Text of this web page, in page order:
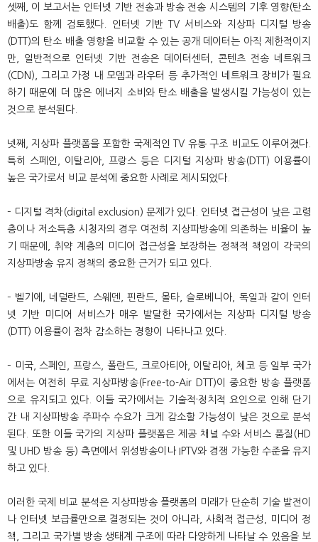
셋째, 이 보고서는 인터넷 기반 전송과 방송 전송 시스템의 기후 영향(탄소
배출)도 함께 검토했다. 인터넷 기반 TV 서비스와 지상파 디지털 방송
(DTT)의 탄소 배출 영향을 비교할 수 있는 공개 데이터는 아직 제한적이지
만, 일반적으로 인터넷 기반 전송은 데이터센터, 콘텐츠 전송 네트워크
(CDN), 그리고 가정 내 모뎀과 라우터 등 추가적인 네트워크 장비가 필요
하기 때문에 더 많은 에너지 소비와 탄소 배출을 발생시킬 가능성이 있는
것으로 분석된다.
넷째, 지상파 플랫폼을 포함한 국제적인 TV 유통 구조 비교도 이루어졌다.
특히 스페인, 이탈리아, 프랑스 등은 디지털 지상파 방송(DTT) 이용률이
높은 국가로서 비교 분석에 중요한 사례로 제시되었다.
– 디지털 격차(digital exclusion) 문제가 있다. 인터넷 접근성이 낮은 고령
층이나 저소득층 시청자의 경우 여전히 지상파방송에 의존하는 비율이 높
기 때문에, 취약 계층의 미디어 접근성을 보장하는 정책적 책임이 각국의
지상파방송 유지 정책의 중요한 근거가 되고 있다.
– 벨기에, 네덜란드, 스웨덴, 핀란드, 몰타, 슬로베니아, 독일과 같이 인터
넷 기반 미디어 서비스가 매우 발달한 국가에서는 지상파 디지털 방송
(DTT) 이용률이 점차 감소하는 경향이 나타나고 있다.
– 미국, 스페인, 프랑스, 폴란드, 크로아티아, 이탈리아, 체코 등 일부 국가
에서는 여전히 무료 지상파방송(Free-to-Air DTT)이 중요한 방송 플랫폼
으로 유지되고 있다. 이들 국가에서는 기술적·정치적 요인으로 인해 단기
간 내 지상파방송 주파수 수요가 크게 감소할 가능성이 낮은 것으로 분석
된다. 또한 이들 국가의 지상파 플랫폼은 제공 채널 수와 서비스 품질(HD
및 UHD 방송 등) 측면에서 위성방송이나 IPTV와 경쟁 가능한 수준을 유지
하고 있다.
이러한 국제 비교 분석은 지상파방송 플랫폼의 미래가 단순히 기술 발전이
나 인터넷 보급률만으로 결정되는 것이 아니라, 사회적 접근성, 미디어 정
책, 그리고 국가별 방송 생태계 구조에 따라 다양하게 나타날 수 있음을 보